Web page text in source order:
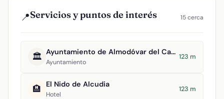
📍Servicios y puntos de interés 15 cerca
🏛️ Ayuntamiento de Almodóvar del Campo
Ayuntamiento
123 m
🏨 El Nido de Alcudia
Hotel
123 m